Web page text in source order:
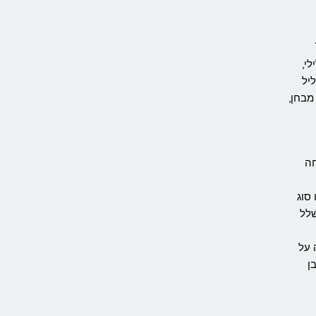
מבחן,
על